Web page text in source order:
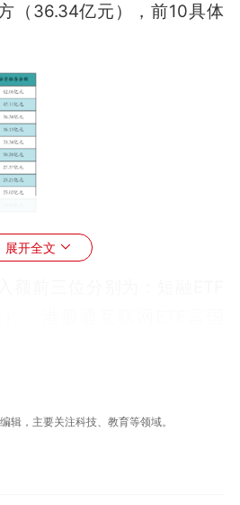
（36.34亿元），前10具体
：
入额前三位分别为：科创半
展开全文
辑，主要关注科技、教育等领域。